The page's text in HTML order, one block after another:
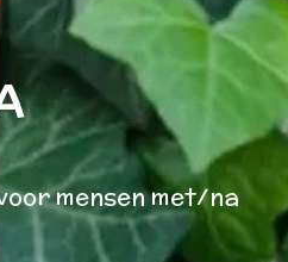
mensen met/na